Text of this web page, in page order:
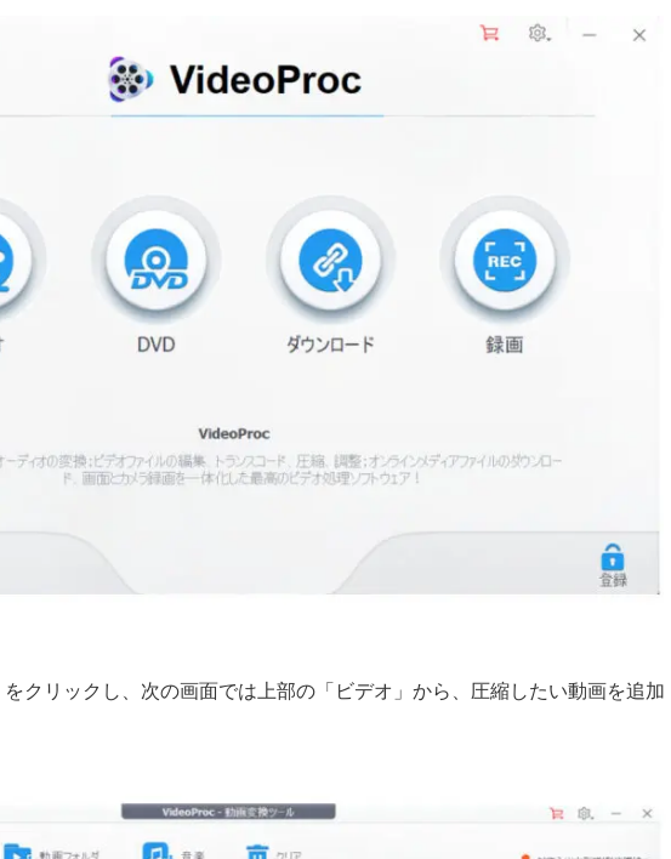
をクリックし、次の画面では上部の「ビデオ」から、圧縮したい動画を追加